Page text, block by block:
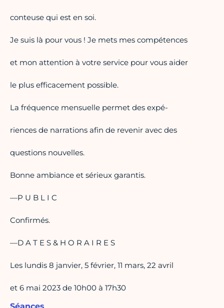
conteuse qui est en soi.
Je suis là pour vous ! Je mets mes compétences
et mon attention à votre service pour vous aider
le plus efficacement possible.
La fréquence mensuelle permet des expé-
riences de narrations afin de revenir avec des
questions nouvelles.
Bonne ambiance et sérieux garantis.
—P U B L I C
Confirmés.
—D A T E S & H O R A I R E S
Les lundis 8 janvier, 5 février, 11 mars, 22 avril
et 6 mai 2023 de 10h00 à 17h30